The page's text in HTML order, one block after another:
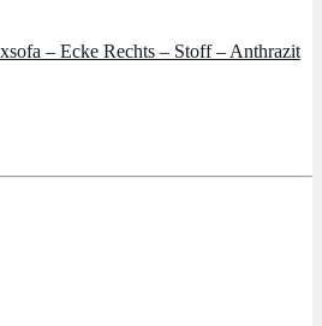
– Ecke Rechts – Stoff – Anthrazit